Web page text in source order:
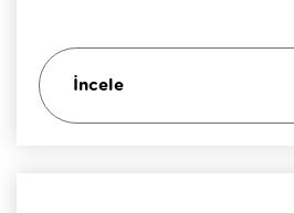
İncele